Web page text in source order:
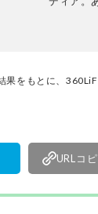
く製品の
をもとに、
URLコ